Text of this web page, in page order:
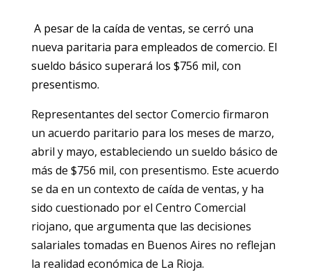
A pesar de la caída de ventas, se cerró una
nueva paritaria para empleados de comercio. El
sueldo básico superará los $756 mil, con
presentismo.
Representantes del sector Comercio firmaron
un acuerdo paritario para los meses de marzo,
abril y mayo, estableciendo un sueldo básico de
más de $756 mil, con presentismo. Este acuerdo
se da en un contexto de caída de ventas, y ha
sido cuestionado por el Centro Comercial
riojano, que argumenta que las decisiones
salariales tomadas en Buenos Aires no reflejan
la realidad económica de La Rioja.